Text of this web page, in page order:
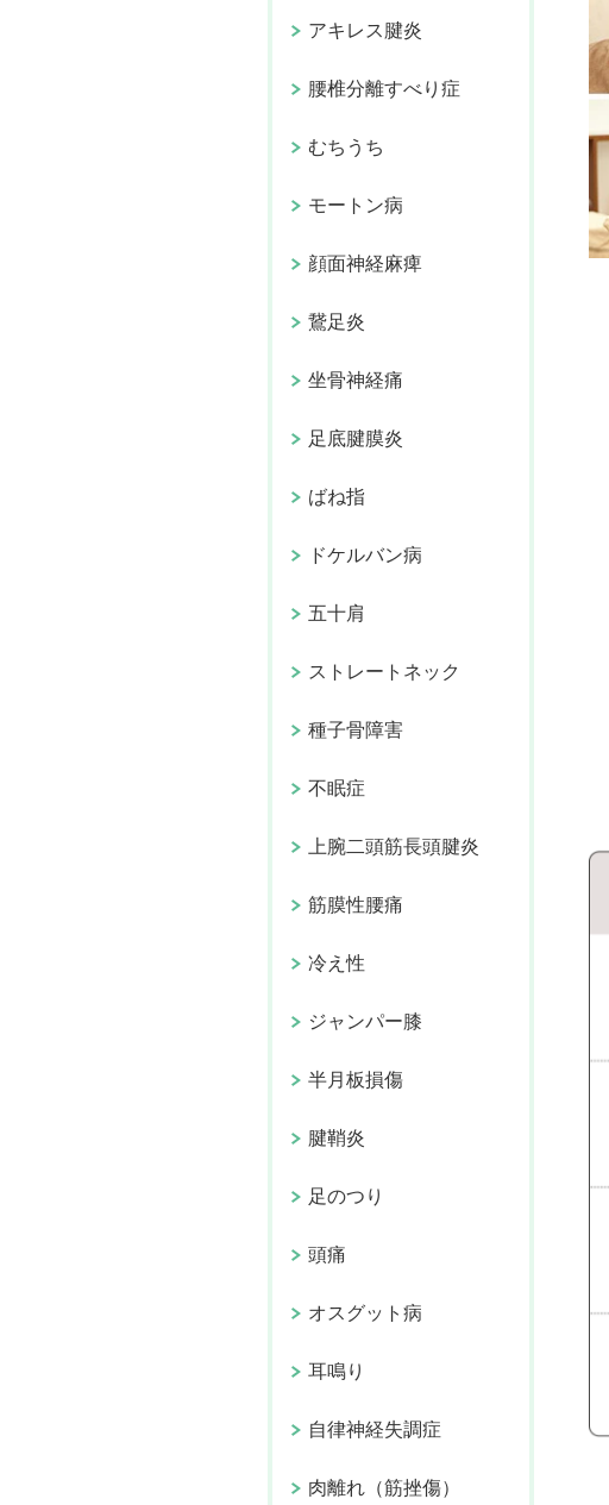
アキレス腱炎
腰椎分離すべり症
むちうち
モートン病
顔面神経麻痺
鵞足炎
坐骨神経痛
足底腱膜炎
ばね指
ドケルバン病
五十肩
ストレートネック
種子骨障害
不眠症
上腕二頭筋長頭腱炎
筋膜性腰痛
冷え性
ジャンパー膝
半月板損傷
腱鞘炎
足のつり
頭痛
オスグット病
耳鳴り
自律神経失調症
肉離れ（筋挫傷）